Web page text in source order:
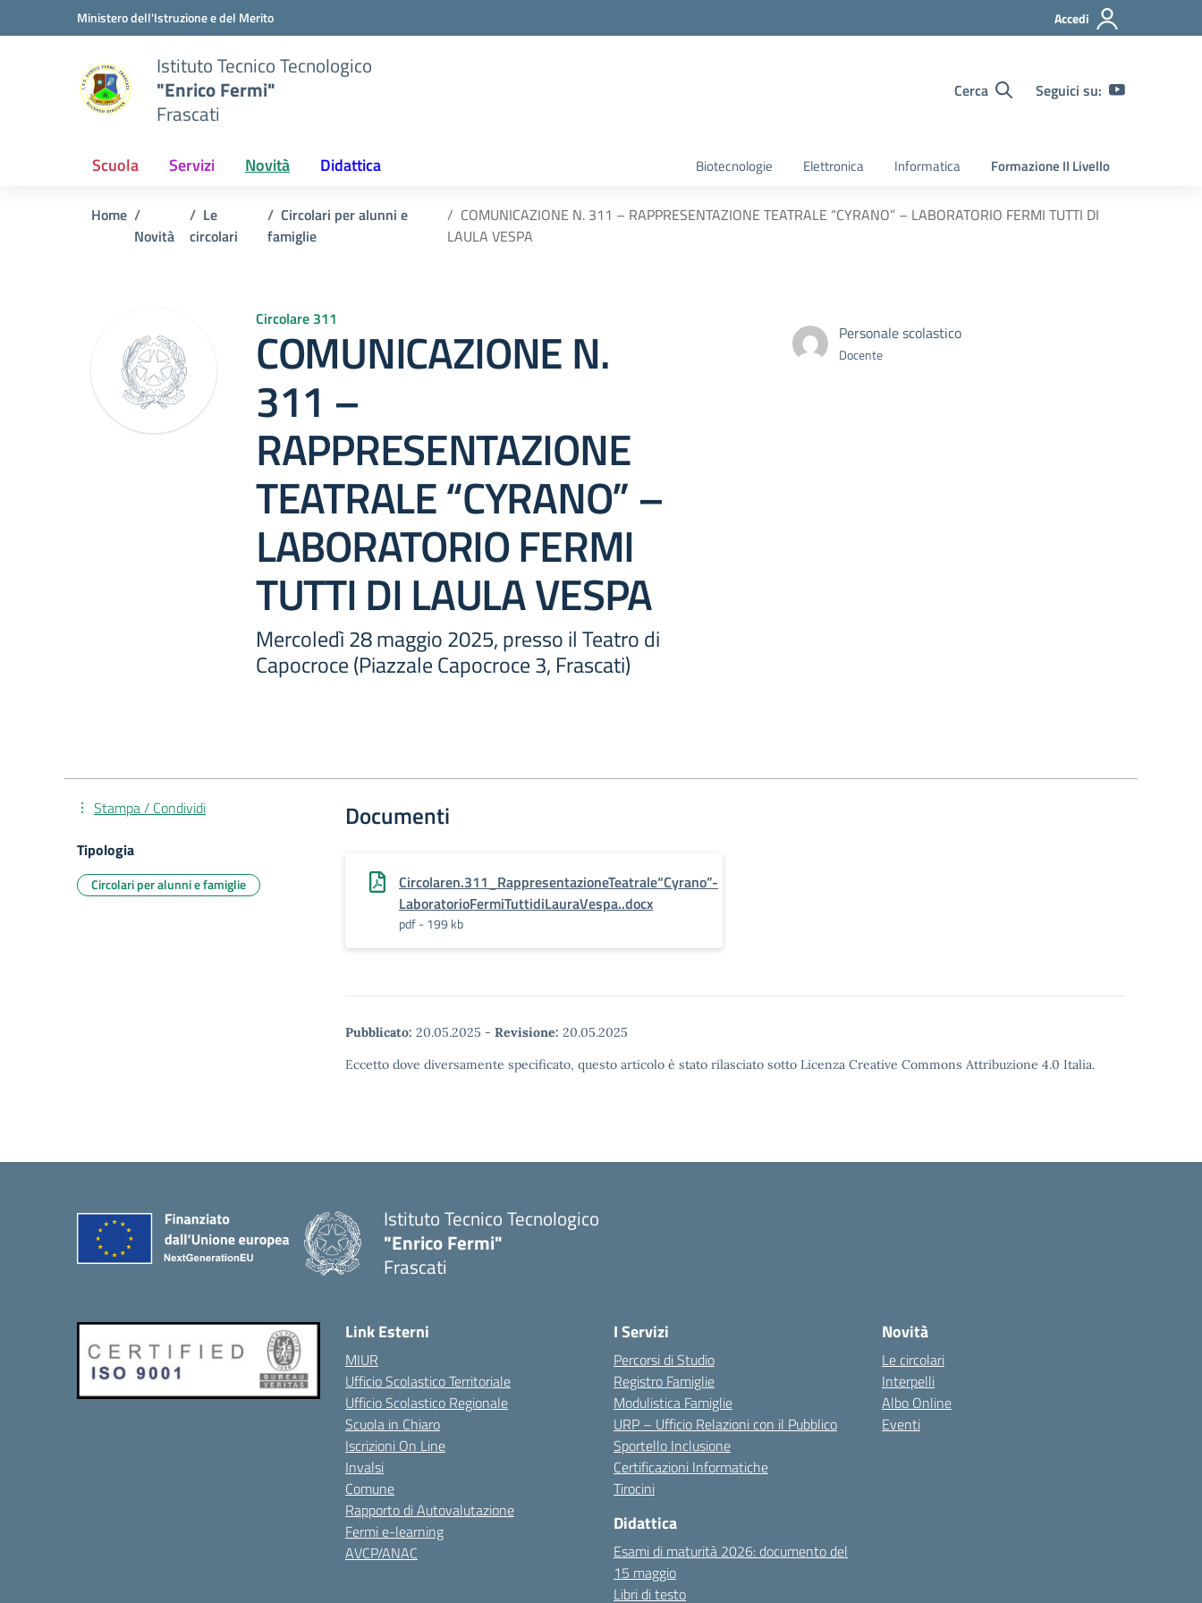
Vai ai contenuti
Vai al menu di navigazioneMinistero dell'Istruzione e del Merito Accedi
Istituto Tecnico Tecnologico
"Enrico Fermi"
Frascati
Cerca Seguici su:
Scuola Servizi Novità Didattica Biotecnologie Elettronica Informatica Formazione II Livello
Home
Novità
Le
circolari
Circolari per alunni e
famiglie
COMUNICAZIONE N. 311 – RAPPRESENTAZIONE TEATRALE “CYRANO” – LABORATORIO FERMI TUTTI DI
LAULA VESPA
Circolare 311
COMUNICAZIONE N.
311 –
RAPPRESENTAZIONE
TEATRALE “CYRANO” –
LABORATORIO FERMI
TUTTI DI LAULA VESPA
Mercoledì 28 maggio 2025, presso il Teatro di
Capocroce (Piazzale Capocroce 3, Frascati)
Personale scolastico
Docente
Documenti
Circolaren.311_RappresentazioneTeatrale“Cyrano”-
LaboratorioFermiTuttidiLauraVespa..docx
pdf - 199 kb
Pubblicato: 20.05.2025 - Revisione: 20.05.2025
Eccetto dove diversamente specificato, questo articolo è stato rilasciato sotto Licenza Creative Commons Attribuzione 4.0 Italia.
Stampa / Condividi
Tipologia
Circolari per alunni e famiglie
Istituto Tecnico Tecnologico
"Enrico Fermi"
Frascati
Link Esterni
MIUR
Ufficio Scolastico Territoriale
Ufficio Scolastico Regionale
Scuola in Chiaro
Iscrizioni On Line
Invalsi
Comune
Rapporto di Autovalutazione
Fermi e-learning
AVCP/ANAC
I Servizi
Percorsi di Studio
Registro Famiglie
Modulistica Famiglie
URP – Ufficio Relazioni con il Pubblico
Sportello Inclusione
Certificazioni Informatiche
Tirocini
Didattica
Esami di maturità 2026: documento del
15 maggio
Libri di testo
Novità
Le circolari
Interpelli
Albo Online
Eventi